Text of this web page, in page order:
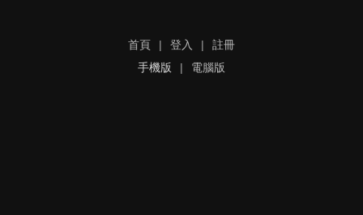
首頁 | 登入 |
註冊
手機版
| 電腦版